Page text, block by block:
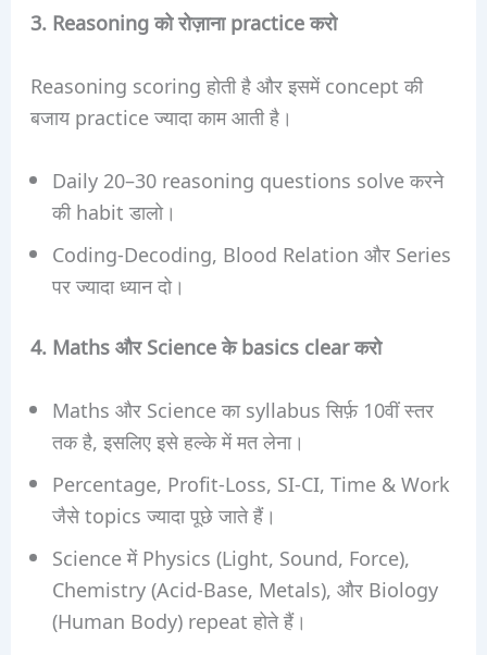
3. Reasoning को रोज़ाना practice करो
Reasoning scoring होती है और इसमें concept की
बजाय practice ज्यादा काम आती है।
Daily 20–30 reasoning questions solve करने
की habit डालो।
Coding-Decoding, Blood Relation और Series
पर ज्यादा ध्यान दो।
4. Maths और Science के basics clear करो
Maths और Science का syllabus सिर्फ़ 10वीं स्तर
तक है, इसलिए इसे हल्के में मत लेना।
Percentage, Profit-Loss, SI-CI, Time & Work
जैसे topics ज्यादा पूछे जाते हैं।
Science में Physics (Light, Sound, Force),
Chemistry (Acid-Base, Metals), और Biology
(Human Body) repeat होते हैं।